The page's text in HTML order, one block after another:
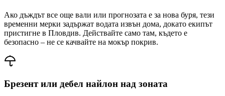
Ако дъждът все още вали или прогнозата е за нова буря, тези
временни мерки задържат водата извън дома, докато екипът
пристигне в Пловдив. Действайте само там, където е
безопасно – не се качвайте на мокър покрив.
Брезент или дебел найлон над зоната